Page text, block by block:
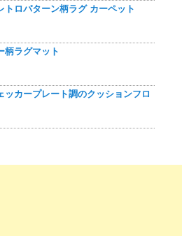
トロパターン柄ラグ カーペット
柄ラグマット
ッカープレート調のクッションフロ